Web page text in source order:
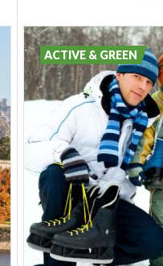
En el interior del
"jardín de las
rica en plantas
insectos.
ACTIVE & GREEN